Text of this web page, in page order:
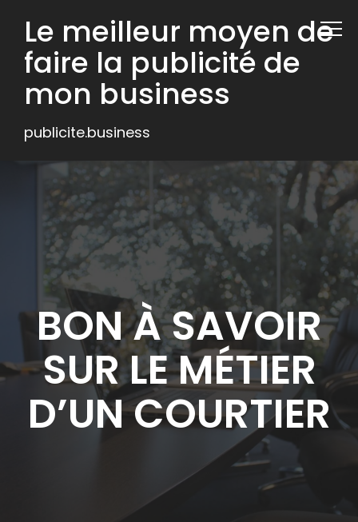
Le meilleur moyen de
faire la publicité de
mon business
publicite.business
BON À SAVOIR
SUR LE MÉTIER
D’UN COURTIER